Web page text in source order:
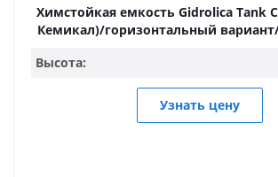
Химстойкая емкость Gidrolica Tank
Кемикал)/горизонтальный
Высота:
Узнать цену